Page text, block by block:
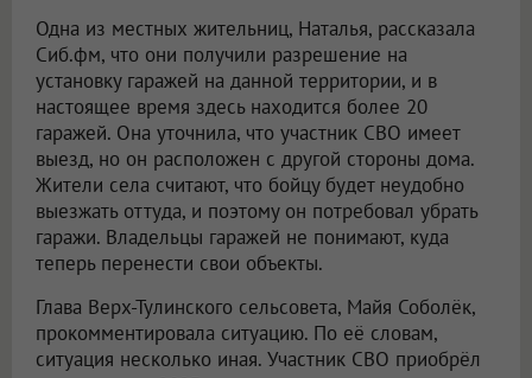
Одна из местных жительниц, Наталья, рассказала
Сиб.фм, что они получили разрешение на
установку гаражей на данной территории, и в
настоящее время здесь находится более 20
гаражей. Она уточнила, что участник СВО имеет
выезд, но он расположен с другой стороны дома.
Жители села считают, что бойцу будет неудобно
выезжать оттуда, и поэтому он потребовал убрать
гаражи. Владельцы гаражей не понимают, куда
теперь перенести свои объекты.
Глава Верх-Тулинского сельсовета, Майя Соболёк,
прокомментировала ситуацию. По её словам,
ситуация несколько иная. Участник СВО приобрёл